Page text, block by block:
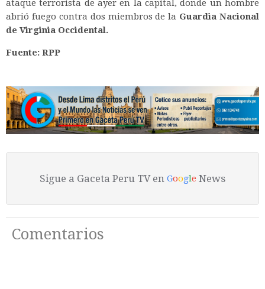
ataque terrorista de ayer en la capital, donde un hombre
abrió fuego contra dos miembros de la Guardia Nacional
de Virginia Occidental.
Fuente: RPP
Sigue a Gaceta Peru TV en Google News
Comentarios